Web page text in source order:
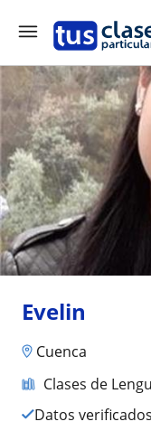
Evelin
Cuenca
Clases de
Datos verificados